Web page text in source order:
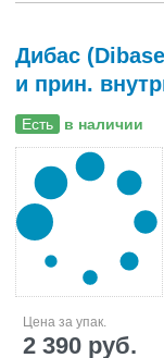
Дибас
и прин.
Есть в наличии
Цена за упак.
2 390 руб.